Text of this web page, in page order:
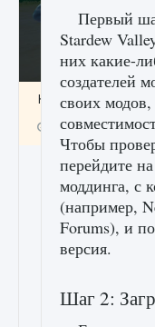
Как включить чат
9 августа 2024
Первый
Stardew
них какие-
создателей
своих
Чтобы
перейдите
моддинга, с
(например,
Forums), и
версия.
Шаг 2: